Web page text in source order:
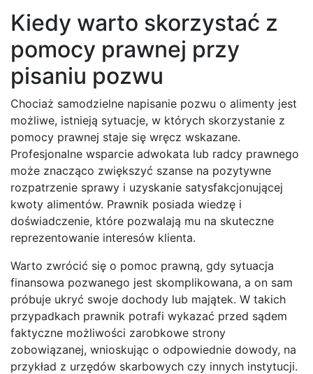
Kiedy warto skorzystać z
pomocy prawnej przy
pisaniu pozwu
Chociaż samodzielne napisanie pozwu o alimenty jest
możliwe, istnieją sytuacje, w których skorzystanie z
pomocy prawnej staje się wręcz wskazane.
Profesjonalne wsparcie adwokata lub radcy prawnego
może znacząco zwiększyć szanse na pozytywne
rozpatrzenie sprawy i uzyskanie satysfakcjonującej
kwoty alimentów. Prawnik posiada wiedzę i
doświadczenie, które pozwalają mu na skuteczne
reprezentowanie interesów klienta.
Warto zwrócić się o pomoc prawną, gdy sytuacja
finansowa pozwanego jest skomplikowana, a on sam
próbuje ukryć swoje dochody lub majątek. W takich
przypadkach prawnik potrafi wykazać przed sądem
faktyczne możliwości zarobkowe strony
zobowiązanej, wnioskując o odpowiednie dowody, na
przykład z urzędów skarbowych czy innych instytucji.